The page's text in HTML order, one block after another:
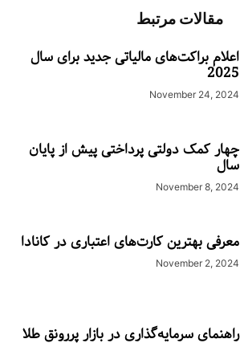
مقالات مرتبط
اعلام براکت‌های مالیاتی جدید برای سال
2025
November 24, 2024
چهار کمک دولتی پرداختی پیش از پایان
سال
November 8, 2024
معرفی بهترین کارت‌های اعتباری در کانادا
November 2, 2024
راهنمای سرمایه‌گذاری در بازار پررونق طلا